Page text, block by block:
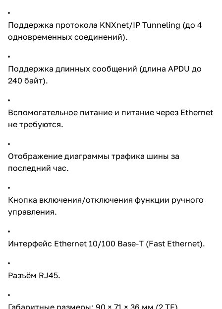
Поддержка протокола KNXnet/IP Tunneling (до 4
одновременных соединений).
Поддержка длинных сообщений (длина APDU до
240 байт).
Вспомогательное питание и питание через Ethernet
не требуются.
Отображение диаграммы трафика шины за
последний час.
Кнопка включения/отключения функции ручного
управления.
Интерфейс Ethernet 10/100 Base-T (Fast Ethernet).
Разъём RJ45.
Габаритные размеры: 90 × 71 × 36 мм (2 TE).